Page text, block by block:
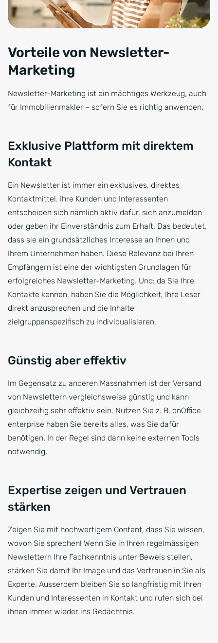
Vorteile von Newsletter-
Marketing
Newsletter-Marketing ist ein mächtiges Werkzeug, auch
für Immobilienmakler – sofern Sie es richtig anwenden.
Exklusive Plattform mit direktem
Kontakt
Ein Newsletter ist immer ein exklusives, direktes
Kontaktmittel. Ihre Kunden und Interessenten
entscheiden sich nämlich aktiv dafür, sich anzumelden
oder geben ihr Einverständnis zum Erhalt. Das bedeutet,
dass sie ein grundsätzliches Interesse an Ihnen und
Ihrem Unternehmen haben. Diese Relevanz bei Ihren
Empfängern ist eine der wichtigsten Grundlagen für
erfolgreiches Newsletter-Marketing. Und: da Sie Ihre
Kontakte kennen, haben Sie die Möglichkeit, Ihre Leser
direkt anzusprechen und die Inhalte
zielgruppenspezifisch zu individualisieren.
Günstig aber effektiv
Im Gegensatz zu anderen Massnahmen ist der Versand
von Newslettern vergleichsweise günstig und kann
gleichzeitig sehr effektiv sein. Nutzen Sie z. B. onOffice
enterprise haben Sie bereits alles, was Sie dafür
benötigen. In der Regel sind dann keine externen Tools
notwendig.
Expertise zeigen und Vertrauen
stärken
Zeigen Sie mit hochwertigem Content, dass Sie wissen,
wovon Sie sprechen! Wenn Sie in Ihren regelmässigen
Newslettern Ihre Fachkenntnis unter Beweis stellen,
stärken Sie damit Ihr Image und das Vertrauen in Sie als
Experte. Ausserdem bleiben Sie so langfristig mit Ihren
Kunden und Interessenten in Kontakt und rufen sich bei
ihnen immer wieder ins Gedächtnis.